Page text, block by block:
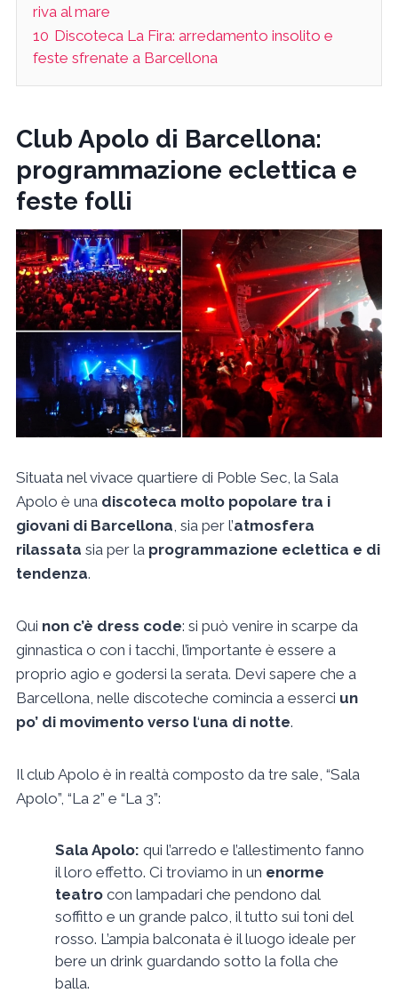
riva al mare
10 Discoteca La Fira: arredamento insolito e
feste sfrenate a Barcellona
Club Apolo di Barcellona:
programmazione eclettica e
feste folli
Situata nel vivace quartiere di Poble Sec, la Sala
Apolo è una discoteca molto popolare tra i
giovani di Barcellona , sia per l’atmosfera
rilassata sia per la programmazione eclettica e di
tendenza.
Qui non c’è dress code: si può venire in scarpe da
ginnastica o con i tacchi, l’importante è essere a
proprio agio e godersi la serata. Devi sapere che a
Barcellona, nelle discoteche comincia a esserci un
po’ di movimento verso l‘una di notte.
Il club Apolo è in realtà composto da tre sale, “Sala
Apolo”, “La 2” e “La 3”:
Sala Apolo: qui l’arredo e l’allestimento fanno
il loro effetto. Ci troviamo in un enorme
teatro con lampadari che pendono dal
soffitto e un grande palco, il tutto sui toni del
rosso. L’ampia balconata è il luogo ideale per
bere un drink guardando sotto la folla che
balla.